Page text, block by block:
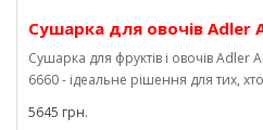
Сушарка для овочів Adler
Сушарка для фруктів і овочів Adler
6660 - ідеальне рішення для тих,
5645 грн.